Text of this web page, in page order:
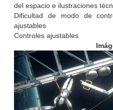
del espacio e ilustraciones
Dificultad de modo de
ajustables
Controles ajustables